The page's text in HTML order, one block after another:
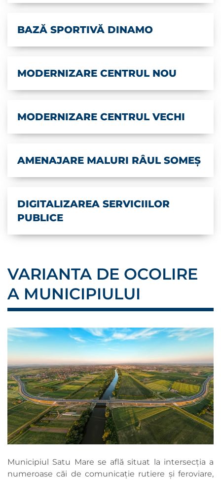
BAZĂ SPORTIVĂ DINAMO
MODERNIZARE CENTRUL NOU
MODERNIZARE CENTRUL VECHI
AMENAJARE MALURI RÂUL SOMEȘ
DIGITALIZAREA SERVICIILOR
PUBLICE
VARIANTA DE OCOLIRE
A MUNICIPIULUI
Municipiul Satu Mare se află situat la intersecţia a
numeroase căi de comunicaţie rutiere şi feroviare,